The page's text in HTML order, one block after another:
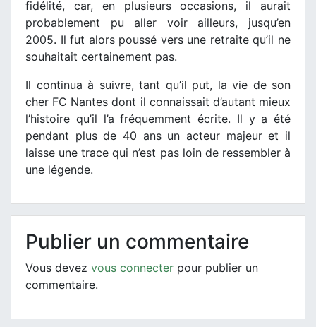
fidélité, car, en plusieurs occasions, il aurait
probablement pu aller voir ailleurs, jusqu’en
2005. Il fut alors poussé vers une retraite qu’il ne
souhaitait certainement pas.
Il continua à suivre, tant qu’il put, la vie de son
cher FC Nantes dont il connaissait d’autant mieux
l’histoire qu’il l’a fréquemment écrite. Il y a été
pendant plus de 40 ans un acteur majeur et il
laisse une trace qui n’est pas loin de ressembler à
une légende.
Publier un commentaire
Vous devez vous connecter pour publier un
commentaire.